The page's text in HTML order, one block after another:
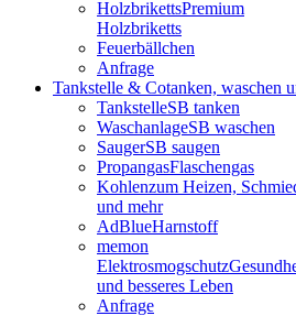
HolzbrikettsPremium
Holzbriketts
Feuerbällchen
Anfrage
Tankstelle & Cotanken, waschen
TankstelleSB tanken
WaschanlageSB waschen
SaugerSB saugen
PropangasFlaschengas
Kohlenzum Heizen,
und mehr
AdBlueHarnstoff
memon
Elektrosmogschutz
und besseres Leben
Anfrage